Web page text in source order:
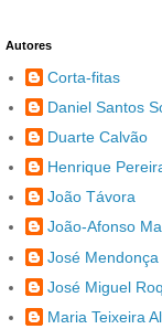
Autores
Corta-fitas
Daniel Santos
Duarte Calvão
Henrique
João Távora
João-Afonso
José
José Miguel
Maria Teixeira